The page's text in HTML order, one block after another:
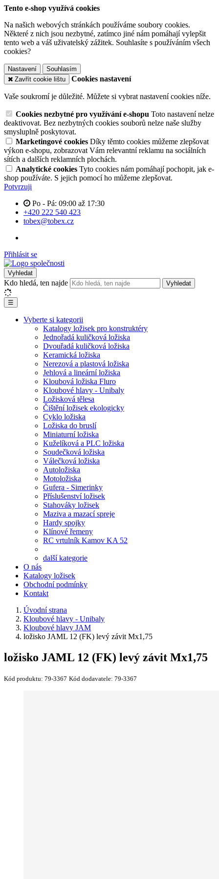
Tento e-shop využívá cookies
Na našich webových stránkách používáme soubory cookies.
Některé z nich jsou nezbytné, zatímco jiné nám pomáhají vylepšit
tento web a váš uživatelský zážitek. Souhlasíte s používáním všech
cookies?
Nastavení
Souhlasím
Zavřít cookie lištu
Cookies nastavení
Vaše soukromí je důležité. Můžete si vybrat nastavení cookies níže.
Cookies nezbytné pro využívání e-shopu Toto nastavení nelze
deaktivovat. Bez nezbytných cookies souborů nelze naše služby
smysluplně poskytovat.
Marketingové cookies Díky těmto cookies můžeme zlepšovat
výkon e-shopu, zobrazovat Vám relevantní reklamu na sociálních
sítích a dalších reklamních plochách.
Analytické cookies Tyto cookies nám pomáhají pochopit, jak e-
shop používáte. S jejich pomocí ho můžeme zlepšovat.
Potvrzuji
Po - Pá: 09:00 až 17:30
+420 222 540 423
tobex@tobex.cz
Přihlásit se
Vyhledat
Kdo hledá, ten najde Vyhledat
☰
Vyberte si kategorii
Katalogy ložisek pro konstruktéry
Jednořadá kuličková ložiska
Dvouřadá kuličková ložiska
Keramická ložiska
Nerezová a plastová ložiska
Jehlová a lineární ložiska
Kloubová ložiska Fluro
Kloubové hlavy - Unibaly
Ložisková tělesa
Čištění ložisek ekologicky
Cyklo ložiska
Ložiska do bruslí
Miniaturní ložiska
Kuželíková a PLC ložiska
Soudečková ložiska
Válečková ložiska
Autoložiska
Motoložiska
Gufera - Simerinky
Příslušenství ložisek
Stahováky ložisek
Maziva a mazací spreje
Hardy spojky
Klínové řemeny
RC vrtulník Kamov KA 52
další kategorie
O nás
Katalogy ložisek
Obchodní podmínky
Kontakt
Úvodní strana
Kloubové hlavy - Unibaly
Kloubové hlavy JAM
ložisko JAML 12 (FK) levý závit Mx1,75
ložisko JAML 12 (FK) levý závit Mx1,75
Kód produktu: 79-3367 Kód dodavatele: 79-3367